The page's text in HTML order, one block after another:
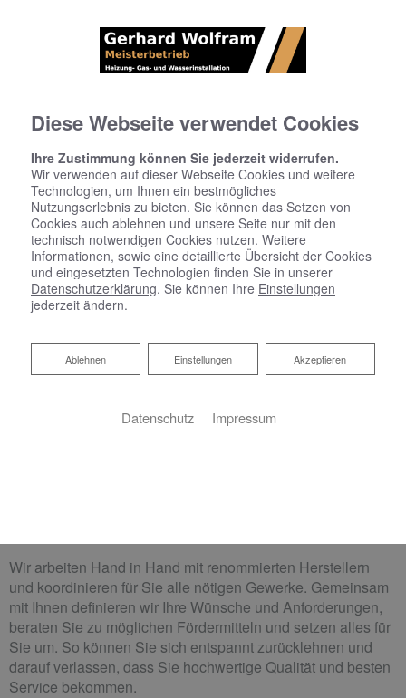
Ihr Partner für Öl- und
Ganz entspannt zur neuen Heizung
Wir arbeiten Hand in Hand mit renommierten Herstellern
und koordinieren für Sie alle nötigen Gewerke. Gemeinsam
mit Ihnen definieren wir Ihre Wünsche und Anforderungen,
beraten Sie zu möglichen Fördermitteln und setzen alles für
Sie um. So können Sie sich entspannt zurücklehnen und
darauf verlassen, dass Sie hochwertige Qualität und besten
Service bekommen.
Diese Webseite verwendet Cookies
Ihre Zustimmung können Sie jederzeit widerrufen.
Wir verwenden auf dieser Webseite Cookies und weitere
Technologien, um Ihnen ein bestmögliches
Nutzungserlebnis zu bieten. Sie können das Setzen von
Cookies auch ablehnen und unsere Seite nur mit den
technisch notwendigen Cookies nutzen. Weitere
Informationen, sowie eine detaillierte Übersicht der Cookies
und eingesetzten Technologien finden Sie in unserer
Datenschutzerklärung. Sie können Ihre Einstellungen
jederzeit ändern.
Akzeptieren
Einstellungen
Ablehnen
Ablehnen
Datenschutz Impressum